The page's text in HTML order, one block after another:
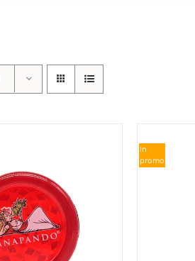
In
promo